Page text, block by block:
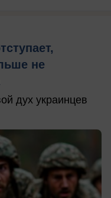
не
дух украинцев